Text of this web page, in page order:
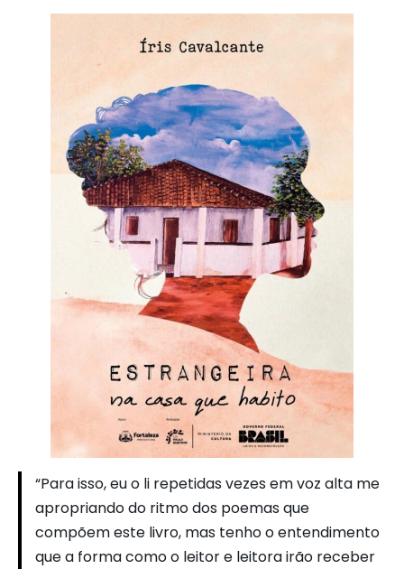
“Para isso, eu o li repetidas vezes em voz alta me
apropriando do ritmo dos poemas que
compõem este livro, mas tenho o entendimento
que a forma como o leitor e leitora irão receber